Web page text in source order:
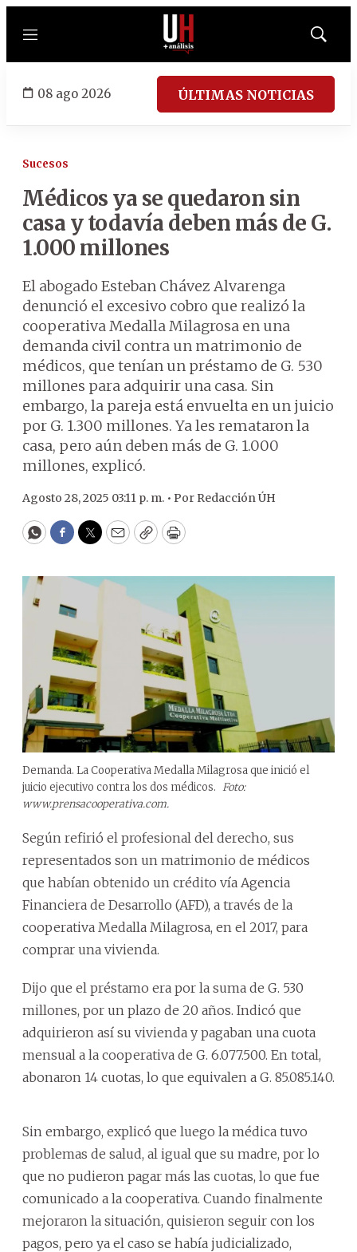
Menú
Mostrar
08 ago 2026 ÚLTIMAS NOTICIAS
Sucesos
Médicos ya se quedaron sin
casa y todavía deben más de G.
1.000 millones
El abogado Esteban Chávez Alvarenga
denunció el excesivo cobro que realizó la
cooperativa Medalla Milagrosa en una
demanda civil contra un matrimonio de
médicos, que tenían un préstamo de G. 530
millones para adquirir una casa. Sin
embargo, la pareja está envuelta en un juicio
por G. 1.300 millones. Ya les remataron la
casa, pero aún deben más de G. 1.000
millones, explicó.
Agosto 28, 2025 03:11 p. m. • Por Redacción ÚH
WhatsApp
Facebook
Twitter
EmailCopyPrint
Demanda. La Cooperativa Medalla Milagrosa que inició el
juicio ejecutivo contra los dos médicos. Foto:
www.prensacooperativa.com.
Según refirió el profesional del derecho, sus
representados son un matrimonio de médicos
que habían obtenido un crédito vía Agencia
Financiera de Desarrollo (AFD), a través de la
cooperativa Medalla Milagrosa, en el 2017, para
comprar una vivienda.
Dijo que el préstamo era por la suma de G. 530
millones, por un plazo de 20 años. Indicó que
adquirieron así su vivienda y pagaban una cuota
mensual a la cooperativa de G. 6.077.500. En total,
abonaron 14 cuotas, lo que equivalen a G. 85.085.140.
Sin embargo, explicó que luego la médica tuvo
problemas de salud, al igual que su madre, por lo
que no pudieron pagar más las cuotas, lo que fue
comunicado a la cooperativa. Cuando finalmente
mejoraron la situación, quisieron seguir con los
pagos, pero ya el caso se había judicializado,